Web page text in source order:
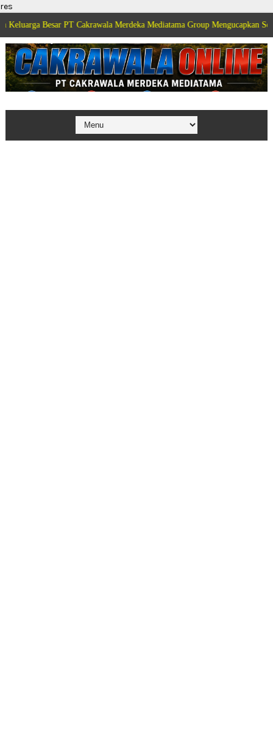
res
PT Cakrawala Merdeka Mediatama Group Mengucapkan Selamat